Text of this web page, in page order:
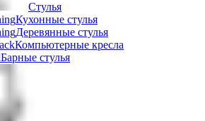
Стулья
Кухонные стулья
Деревянные стулья
Компьютерные кресла
Барные стулья